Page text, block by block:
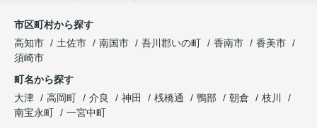
市区町村から探す
高知市
土佐市 南国市 吾川郡いの町 香南市
香美市
須崎市
町名から探す
大津
高岡町 介良 神田 桟橋通 鴨部 朝倉
枝川
南宝永町
一宮中町